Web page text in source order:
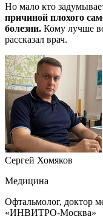
Но мало кто
причиной плохого
болезни. Кому лучше
рассказал врач.
Сергей Хомяков
Медицина
Офтальмолог, доктор
«ИНВИТРО-Москва»